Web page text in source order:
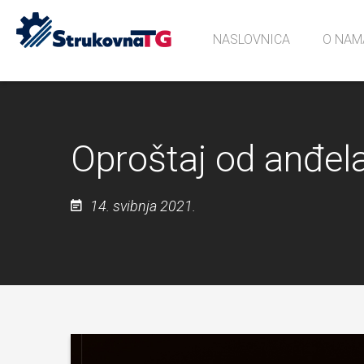
NASLOVNICA O
Oproštaj od
14. svibnja 2021.